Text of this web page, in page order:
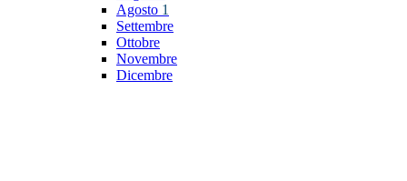
Agosto 1
Settembre
Ottobre
Novembre
Dicembre